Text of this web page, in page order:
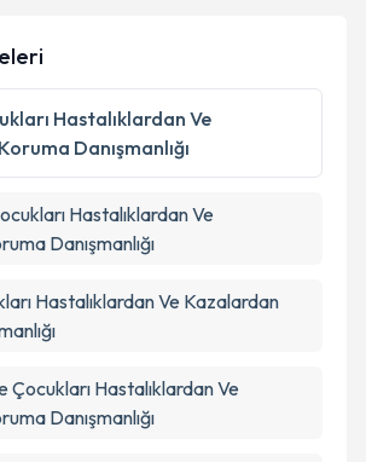
işlenmesine ilişkin
okudum ve kişisel verilerimin belirtilen
işlenmesini kabul ediyorum.
Takvim Talebini Gönder
Hastalıklardan Ve
Danışmanlığı
Hastalıklardan Ve
Danışmanlığı
Hastalıklardan Ve Kazalardan
Çocukları Hastalıklardan Ve
Danışmanlığı